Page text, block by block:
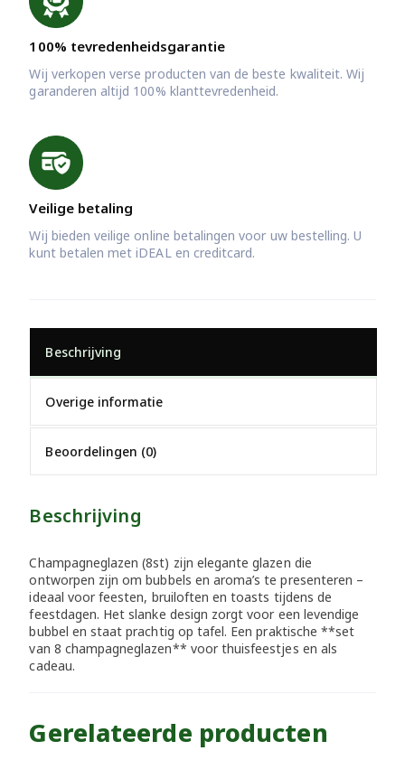
100% tevredenheidsgarantie
Wij verkopen verse producten van de beste kwaliteit. Wij
garanderen altijd 100% klanttevredenheid.
Veilige betaling
Wij bieden veilige online betalingen voor uw bestelling. U
kunt betalen met iDEAL en creditcard.
Beschrijving
Overige informatie
Beoordelingen (0)
Beschrijving
Champagneglazen (8st) zijn elegante glazen die
ontworpen zijn om bubbels en aroma’s te presenteren –
ideaal voor feesten, bruiloften en toasts tijdens de
feestdagen. Het slanke design zorgt voor een levendige
bubbel en staat prachtig op tafel. Een praktische **set
van 8 champagneglazen** voor thuisfeestjes en als
cadeau.
Gerelateerde producten